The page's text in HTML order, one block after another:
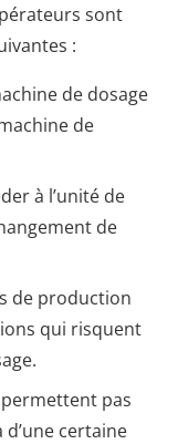
sont
:
de dosage
de
à l’unité de
de
de production
qui risquent
pas
d’une certaine